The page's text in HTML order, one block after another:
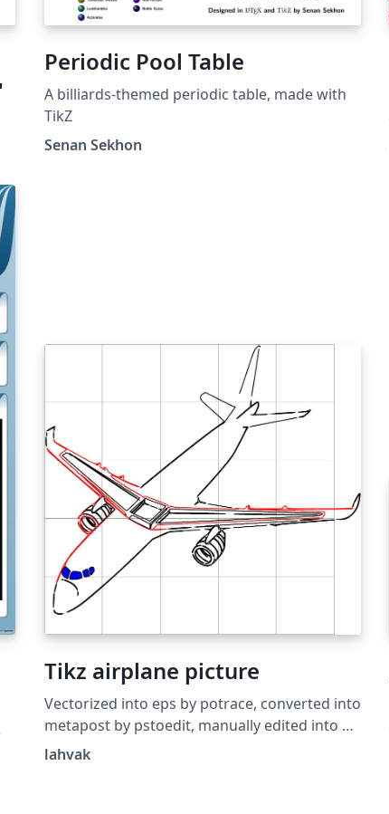
Periodic Pool Table
A billiards-themed periodic table, made with
TikZ
Senan Sekhon
Tikz airplane picture
Vectorized into eps by potrace, converted into
metapost by pstoedit, manually edited into a
tikz picture, cleaned up a bit. Source:
lahvak